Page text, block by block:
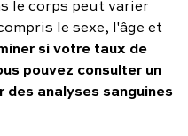
le corps peut varier
le sexe, l'âge et
si votre taux de
pouvez consulter un
analyses sanguines